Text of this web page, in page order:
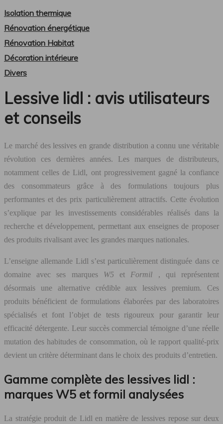
Isolation thermique
Rénovation énergétique
Rénovation Habitat
Décoration intérieure
Divers
Lessive lidl : avis utilisateurs
et conseils
Le marché des lessives en grande distribution a connu une véritable
révolution ces dernières années. Les marques de distributeurs,
notamment celles de Lidl, ont progressivement gagné la confiance
des consommateurs grâce à des formulations toujours plus
performantes et des prix particulièrement attractifs. Cette évolution
s’explique par les investissements considérables réalisés dans la
recherche et développement, permettant aux enseignes de proposer
des produits rivalisant avec les grandes marques nationales.
L’enseigne allemande Lidl s’est particulièrement distinguée dans ce
domaine avec ses marques W5 et Formil , qui représentent
désormais une alternative crédible aux lessives premium. Ces
produits bénéficient de formulations élaborées par des laboratoires
spécialisés et font l’objet de tests rigoureux pour garantir leur
efficacité détergente. Leur succès commercial témoigne d’une réelle
mutation des habitudes de consommation, où le rapport qualité-prix
devient un critère déterminant dans le choix des produits d’entretien.
Gamme complète des lessives lidl :
marques W5 et formil analysées
La stratégie produit de Lidl en matière de lessives repose sur deux